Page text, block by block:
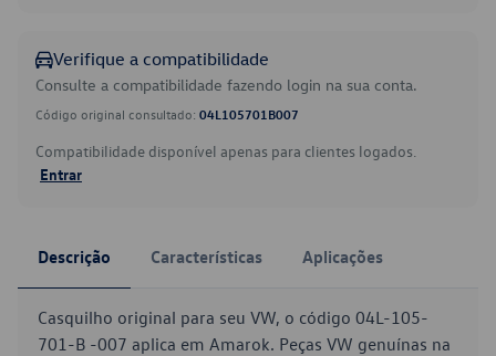
Verifique a compatibilidade
Consulte a compatibilidade fazendo login na sua conta.
Código original consultado: 04L105701B007
Compatibilidade disponível apenas para clientes logados.
Entrar
Descrição Características Aplicações
Casquilho original para seu VW, o código 04L-105-
701-B -007 aplica em Amarok. Peças VW genuínas na